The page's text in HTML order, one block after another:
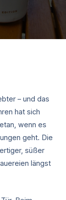
– und das
hat sich
wenn es
geht. Die
süßer
längst